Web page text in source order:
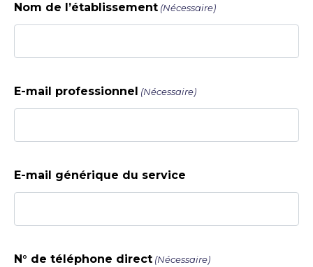
Nom de l’établissement (Nécessaire)
E-mail professionnel (Nécessaire)
E-mail générique du service
N° de téléphone direct (Nécessaire)